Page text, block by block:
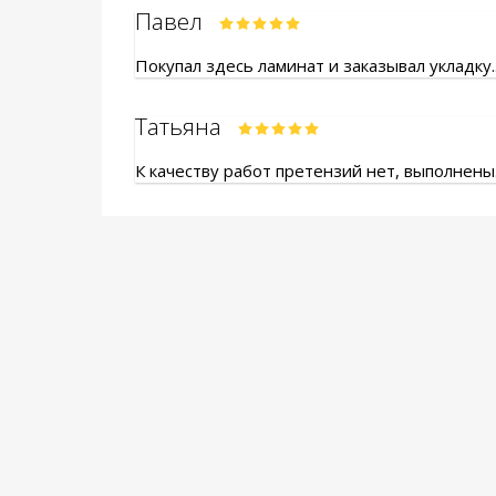
Павел
Покупал здесь ламинат и заказывал
Татьяна
К качеству работ претензий нет,